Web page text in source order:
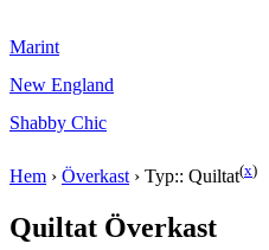
Marint
New England
Shabby Chic
Hem › Överkast› Typ:: Quiltat(x)
Quiltat Överkast